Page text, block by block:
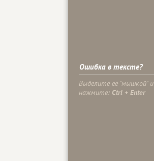
Ошибка в тексте?
Выделите её "мышкой" и
нажмите: Ctrl + Enter